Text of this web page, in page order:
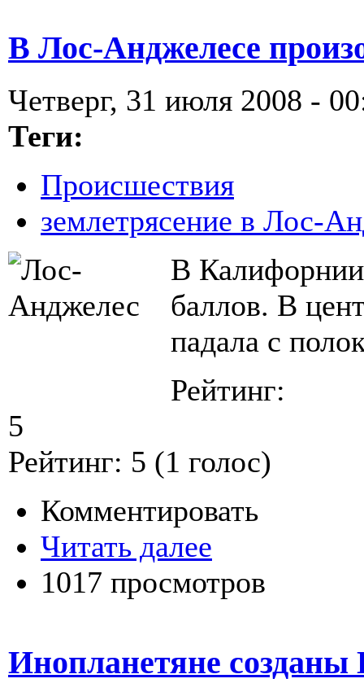
В Лос-Анджелесе
Четверг, 31 июля 2008 -
Теги:
Происшествия
землетрясение в Лос-
В
баллов. В
падала с
Рейтинг:
5
Рейтинг: 5 (1 голос)
Комментировать
Читать далее
1017 просмотров
Инопланетяне созданы